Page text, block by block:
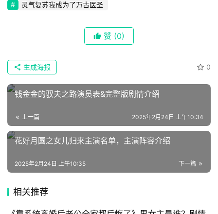
集
🔥
榜
速
递
🌱
博
灵气复苏我成为了万古医圣
赞 (0)
0
生成海报
钱金金的驭夫之路演员表&完整版剧情介绍
上一篇 2025年2月24日 上午10:34
花好月圆之女儿归来主演名单，主演阵容介绍
下一篇
2025年2月24日 上午10:35
相关推荐